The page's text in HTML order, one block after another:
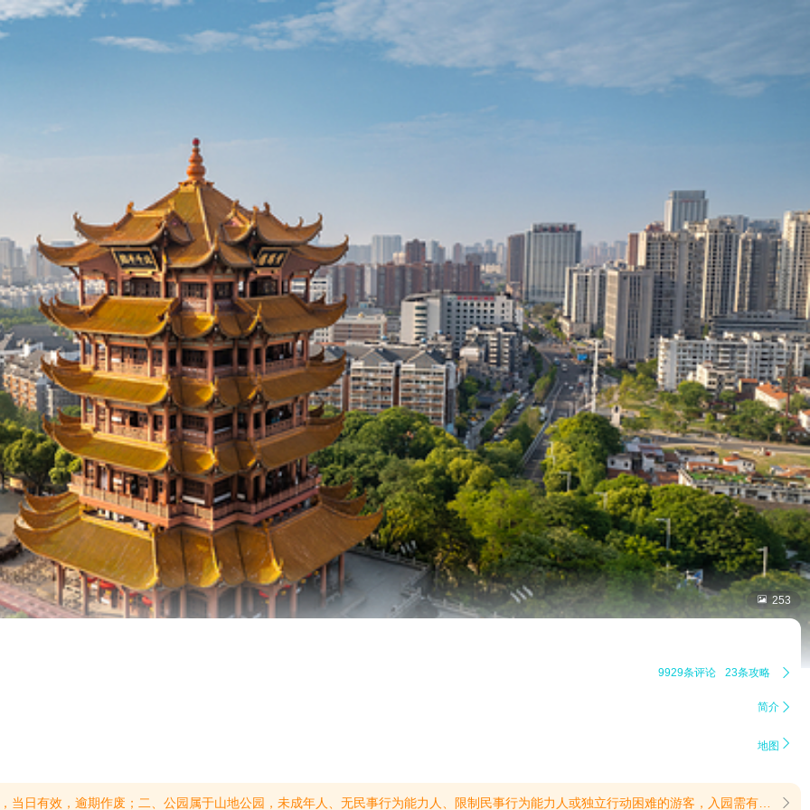
 253
9929条评论 23条攻略 
简介 
地图 
箱进入黄鹤楼内参观游览，请将非贵重行李物品寄存于寄存处；五、公园属于控烟公园，请在指定吸烟区内吸烟，勿乱扔烟 头；严禁在园内动用明火；六、请注意园内引导、警示标志，遵守园内安全规定，增强旅游安全意识，请勿进入未开放的景点或区域；七、请遵守公园管理规定，文明游园，爱护绿化及公共设施，不乱刻乱画、不攀折花草树木、不踩踏草坪、不乱丢垃圾、不随意吐痰；衣冠不整、醉酒者谢绝入内；八、未经公园许可，禁飞无人机等“低、慢、小”航空器；九、未经公园许可，不得在园内进行经营性行为和开展商业性拍摄活动；不得从事迷信活动；不得开展虚假宣传、散播低俗内容等活动；十、节假日期间、游客高峰时段，公园实行分流、限流管控措施，请予以支持和配合。(提示有效期2025/7/16至2026/12/31) 